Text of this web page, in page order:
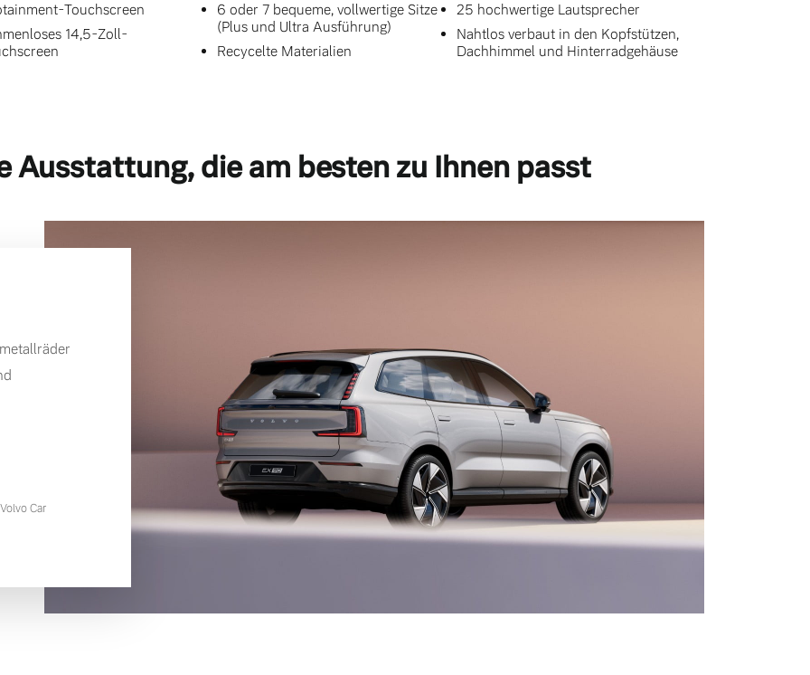
Touchscreen
14,5-Zoll-
6 oder 7 bequeme, vollwertige Sitze
(Plus und Ultra Ausführung)
Recycelte Materialien
25 hochwertige Lautsprecher
Nahtlos verbaut in den Kopfstützen,
Dachhimmel und Hinterradgehäuse
Ausstattung, die am besten zu Ihnen passt
Car